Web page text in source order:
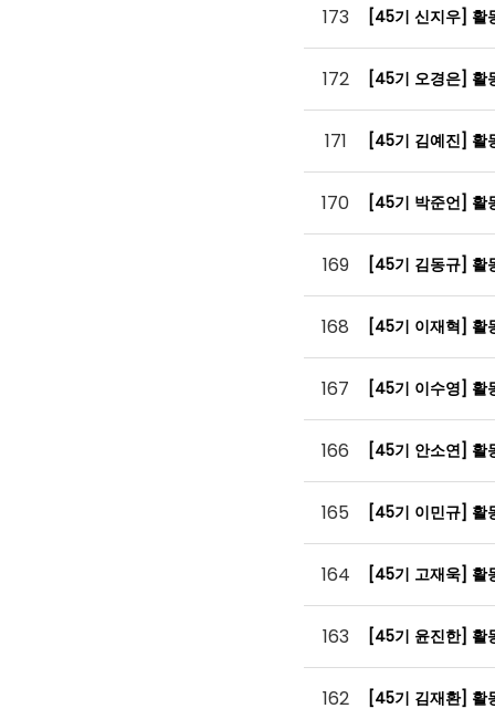
173 [45기 신지우] 활
172 [45기 오경은] 활
171 [45기 김예진] 활
170 [45기 박준언] 활
169 [45기 김동규] 활
168 [45기 이재혁] 활
167 [45기 이수영] 활
166 [45기 안소연] 활
165 [45기 이민규] 활
164 [45기 고재욱] 활
163 [45기 윤진한] 활
162 [45기 김재환] 활